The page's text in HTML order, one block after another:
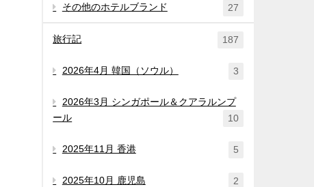
その他のホテルブランド 27
旅行記 187
2026年4月 韓国（ソウル） 3
2026年3月 シンガポール＆クアラルンプ
ール
10
2025年11月 香港 5
2025年10月 鹿児島 2